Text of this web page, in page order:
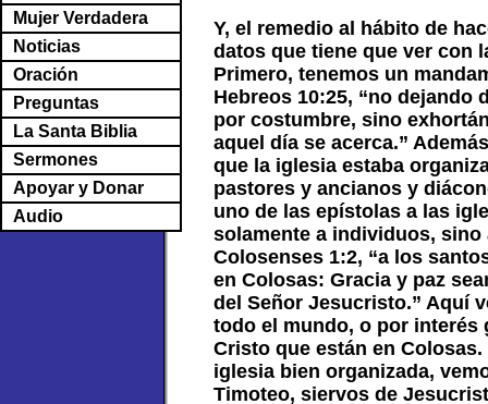
Y, el remedio al hábito de
datos que tiene que ver con
Primero, tenemos un
Hebreos 10:25, “no dejando
por costumbre, sino
aquel día se acerca.”
que la iglesia estaba
pastores y ancianos y
uno de las epístolas a las
solamente a individuos,
Colosenses 1:2, “a los
en Colosas: Gracia y paz
del Señor Jesucristo.” Aquí
todo el mundo, o por interés
Cristo que están en
iglesia bien organizada,
Timoteo, siervos de
Mujer Verdadera
Noticias
Oración
Preguntas
La Santa Biblia
Sermones
Apoyar y Donar
Audio